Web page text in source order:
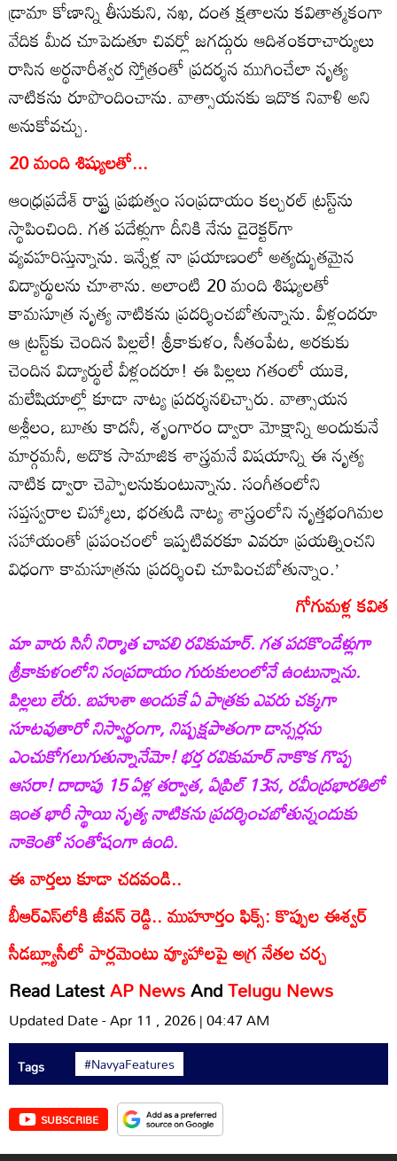
డ్రామా కోణాన్ని తీసుకుని, నఖ, దంత క్షతాలను కవితాత్మకంగా
వేదిక మీద చూపెడుతూ చివర్లో జగద్గురు ఆదిశంకరాచార్యులు
రాసిన అర్థనారీశ్వర స్తోత్రంతో ప్రదర్శన ముగించేలా నృత్య
నాటికను రూపొందించాను. వాత్సాయనకు ఇదొక నివాళి అని
అనుకోవచ్చు.
20 మంది శిష్యులతో...
ఆంధ్రప్రదేశ్‌ రాష్ట్ర ప్రభుత్వం సంప్రదాయం కల్చరల్‌ ట్రస్ట్‌ను
స్థాపించింది. గత పదేళ్లుగా దీనికి నేను డైరెక్టర్‌గా
వ్యవహరిస్తున్నాను. ఇన్నేళ్ల నా ప్రయాణంలో అత్యద్భుతమైన
విద్యార్థులను చూశాను. అలాంటి 20 మంది శిష్యులతో
కామసూత్ర నృత్య నాటికను ప్రదర్శించబోతున్నాను. వీళ్లందరూ
ఆ ట్రస్ట్‌కు చెందిన పిల్లలే! శ్రీకాకుళం, సీతంపేట, అరకుకు
చెందిన విద్యార్థులే వీళ్లందరూ! ఈ పిల్లలు గతంలో యుకె,
మలేషియాల్లో కూడా నాట్య ప్రదర్శనలిచ్చారు. వాత్సాయన
అశ్లీలం, బూతు కాదనీ, శృంగారం ద్వారా మోక్షాన్ని అందుకునే
మార్గమనీ, అదొక సామాజిక శాస్త్రమనే విషయాన్ని ఈ నృత్య
నాటిక ద్వారా చెప్పాలనుకుంటున్నాను. సంగీతంలోని
సప్తస్వరాల చిహ్మాలు, భరతుడి నాట్య శాస్త్రంలోని నృత్తభంగిమల
సహాయంతో ప్రపంచంలో ఇప్పటివరకూ ఎవరూ ప్రయత్నించని
విధంగా కామసూత్రను ప్రదర్శించి చూపించబోతున్నాం.’
గోగుమళ్ల కవిత
మా వారు సినీ నిర్మాత చావలి రవికుమార్‌. గత పదకొండేళ్లుగా
శ్రీకాకుళంలోని సంప్రదాయం గురుకులంలోనే ఉంటున్నాను.
పిల్లలు లేరు. బహుశా అందుకే ఏ పాత్రకు ఎవరు చక్కగా
సూటవుతారో నిస్వార్థంగా, నిష్పక్షపాతంగా డాన్సర్లను
ఎంచుకోగలుగుతున్నానేమో! భర్త రవికుమార్‌ నాకొక గొప్ప
ఆసరా! దాదాపు 15 ఏళ్ల తర్వాత, ఏప్రిల్‌ 13న, రవీంద్రభారతిలో
ఇంత భారీ స్థాయి నృత్య నాటికను ప్రదర్శించబోతున్నందుకు
నాకెంతో సంతోషంగా ఉంది.
ఈ వార్తలు కూడా చదవండి..
బీఆర్ఎస్‌లోకి జీవన్ రెడ్డి.. ముహూర్తం ఫిక్స్: కొప్పుల ఈశ్వర్
సీడబ్ల్యూసీలో పార్లమెంటు వ్యూహాలపై అగ్ర నేతల చర్చ
Read LatestAP NewsAndTelugu News
Updated Date - Apr 11 , 2026 | 04:47 AM
Tags #NavyaFeatures
SUBSCRIBE